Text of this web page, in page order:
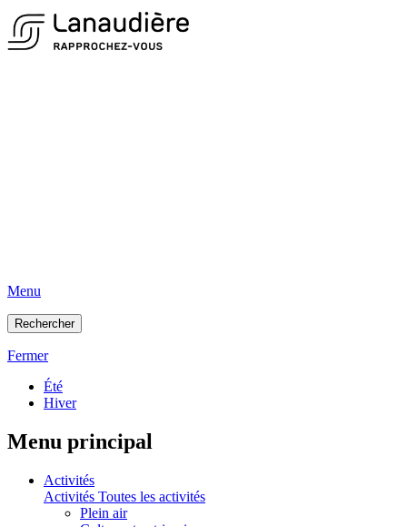
Menu
Rechercher
Fermer
Été
Hiver
Menu principal
Activités
Activités Toutes les activités
Plein air